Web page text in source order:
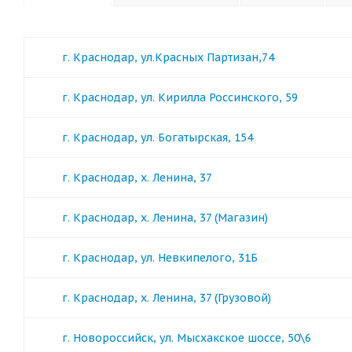
г. Краснодар, ул.Красных Партизан,74
г. Краснодар, ул. Кирилла Россинского, 59
г. Краснодар, ул. Богатырская, 154
г. Краснодар, х. Ленина, 37
г. Краснодар, х. Ленина, 37 (Магазин)
г. Краснодар, ул. Невкипелого, 31Б
г. Краснодар, х. Ленина, 37 (Грузовой)
г. Новороссийск, ул. Мысхакское шоссе, 50\6